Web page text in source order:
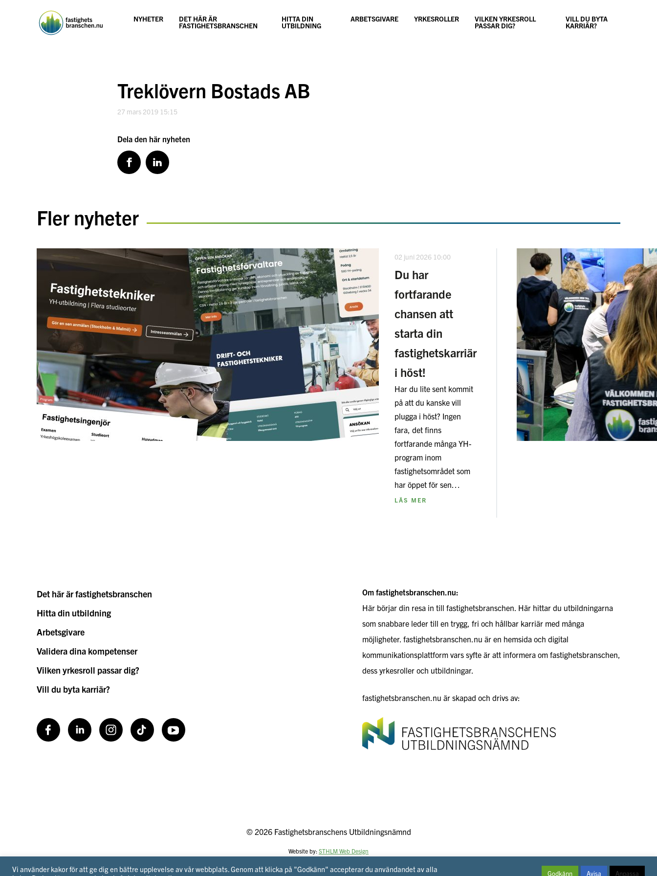
NYHETER DET HÄR ÄR
FASTIGHETSBRANSCHEN
HITTA DIN
UTBILDNING
ARBETSGIVARE YRKESROLLER VILKEN YRKESROLL
PASSAR DIG?
VILL DU BYTA
KARRIÄR?
Treklövern Bostads AB
27 mars 2019 15:15
Dela den här nyheten
Fler nyheter
02 juni 2026 10:00
Du har
fortfarande
chansen att
starta din
fastighetskarriär
i höst!
Har du lite sent kommit
på att du kanske vill
plugga i höst? Ingen
fara, det finns
fortfarande många YH-
program inom
fastighetsområdet som
har öppet för sen…
LÄS MER
Det här är fastighetsbranschen
Hitta din utbildning
Arbetsgivare
Validera dina kompetenser
Vilken yrkesroll passar dig?
Vill du byta karriär?
FacebookLinkedInInstagramTikToK Youtube
Om fastighetsbranschen.nu:
Här börjar din resa in till fastighetsbranschen. Här hittar du utbildningarna
som snabbare leder till en trygg, fri och hållbar karriär med många
möjligheter. fastighetsbranschen.nu är en hemsida och digital
kommunikationsplattform vars syfte är att informera om fastighetsbranschen,
dess yrkesroller och utbildningar.
fastighetsbranschen.nu är skapad och drivs av:
© 2026 Fastighetsbranschens Utbildningsnämnd
Website by: STHLM Web Design
Vi använder kakor för att ge dig en bättre upplevelse av vår webbplats. Genom att klicka på "Godkänn" accepterar du användandet av alla
Godkänn Avisa Anpassa